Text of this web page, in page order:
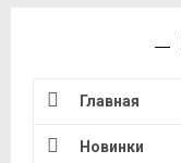
Главная
Новинки